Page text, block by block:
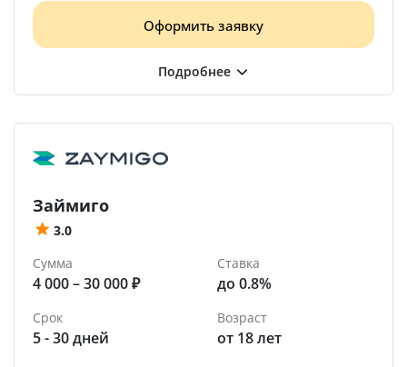
Оформить заявку
Займиго
3.0
Сумма
4 000 – 30 000 ₽
Ставка
до 0.8%
Срок
5 - 30 дней
Возраст
от 18 лет